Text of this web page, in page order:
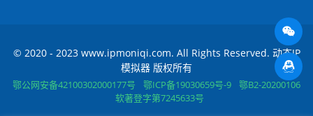
© 2020 - 2023 www.ipmoniqi.com. All Rights Reserved. 动态IP
模拟器 版权所有
鄂公网安备42100302000177号 鄂ICP备19030659号-9
鄂B2-20200106
软著登字第7245633号